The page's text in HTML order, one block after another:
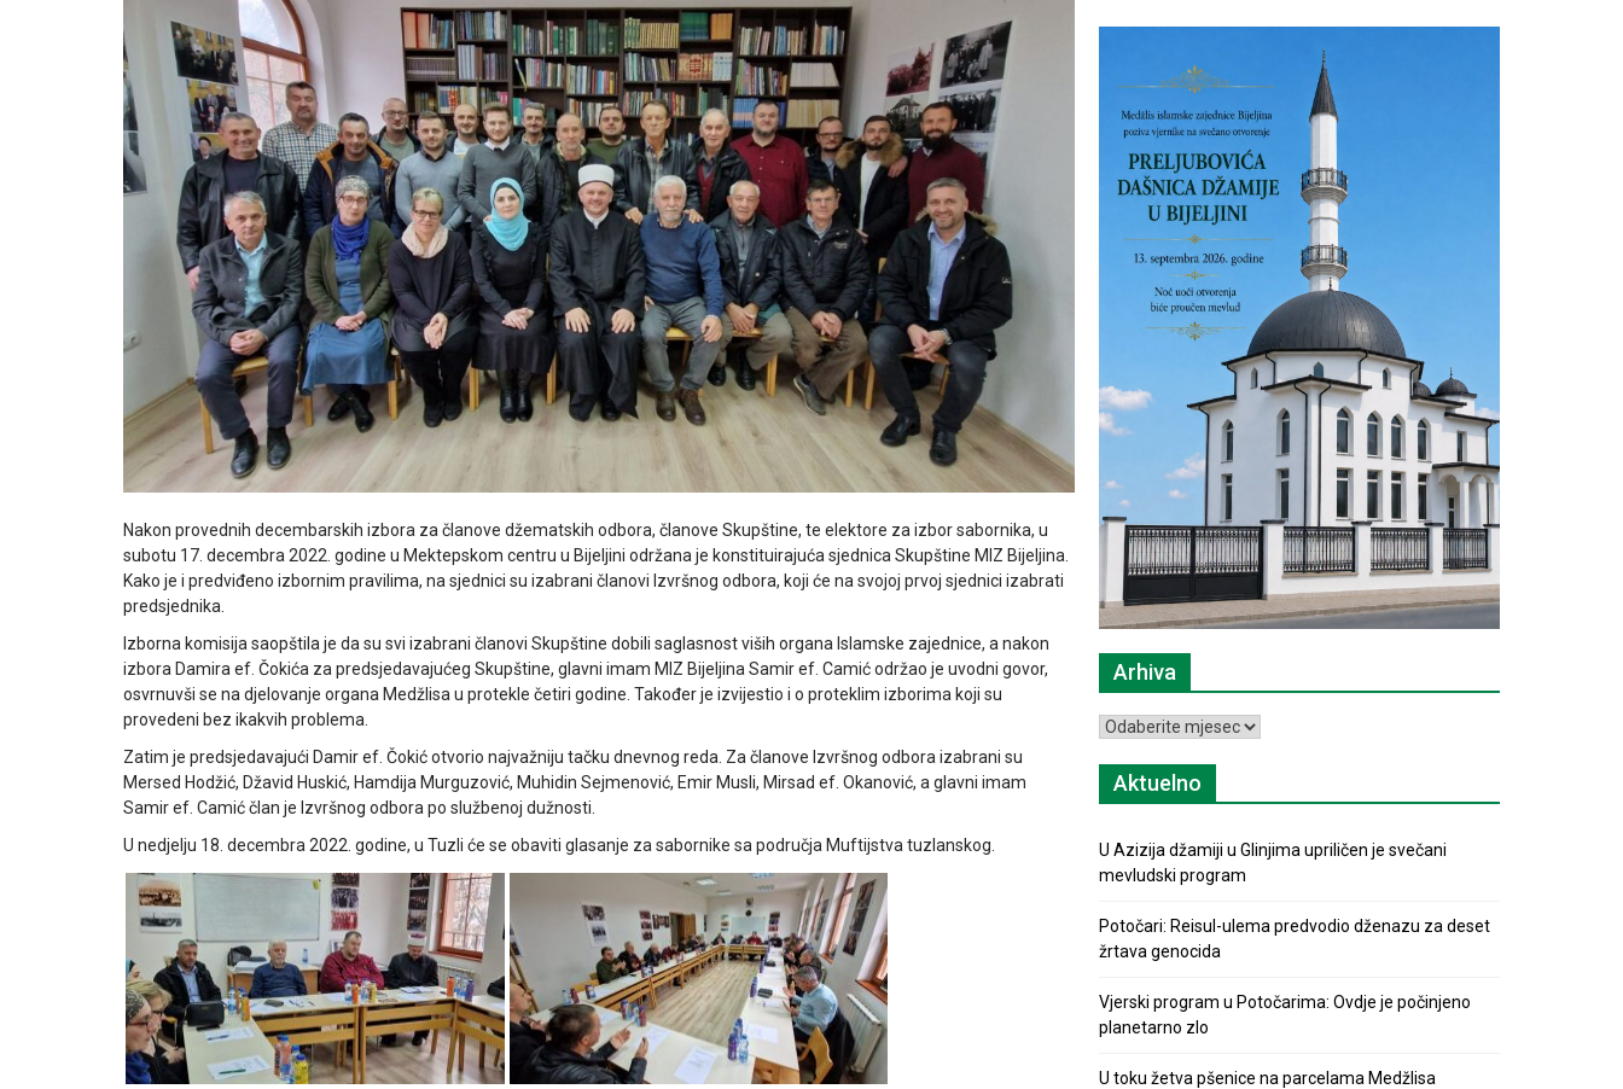
Nakon provednih decembarskih izbora za članove džematskih odbora, članove Skupštine, te elektore za izbor sabornika, u
subotu 17. decembra 2022. godine u Mektepskom centru u Bijeljini održana je konstituirajuća sjednica Skupštine MIZ Bijeljina.
Kako je i predviđeno izbornim pravilima, na sjednici su izabrani članovi Izvršnog odbora, koji će na svojoj prvoj sjednici izabrati
predsjednika.
Izborna komisija saopštila je da su svi izabrani članovi Skupštine dobili saglasnost viših organa Islamske zajednice, a nakon
izbora Damira ef. Čokića za predsjedavajućeg Skupštine, glavni imam MIZ Bijeljina Samir ef. Camić održao je uvodni govor,
osvrnuvši se na djelovanje organa Medžlisa u protekle četiri godine. Također je izvijestio i o proteklim izborima koji su
provedeni bez ikakvih problema.
Zatim je predsjedavajući Damir ef. Čokić otvorio najvažniju tačku dnevnog reda. Za članove Izvršnog odbora izabrani su
Mersed Hodžić, Džavid Huskić, Hamdija Murguzović, Muhidin Sejmenović, Emir Musli, Mirsad ef. Okanović, a glavni imam
Samir ef. Camić član je Izvršnog odbora po službenoj dužnosti.
U nedjelju 18. decembra 2022. godine, u Tuzli će se obaviti glasanje za sabornike sa područja Muftijstva tuzlanskog.
Arhiva
Arhiva
Aktuelno
U Azizija džamiji u Glinjima upriličen je svečani
mevludski program
Potočari: Reisul-ulema predvodio dženazu za deset
žrtava genocida
Vjerski program u Potočarima: Ovdje je počinjeno
planetarno zlo
U toku žetva pšenice na parcelama Medžlisa